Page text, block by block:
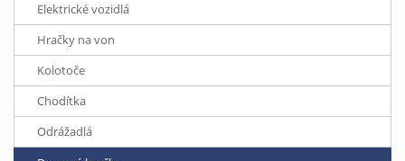
Elektrické vozidlá
Hračky na von
Kolotoče
Chodítka
Odrážadlá